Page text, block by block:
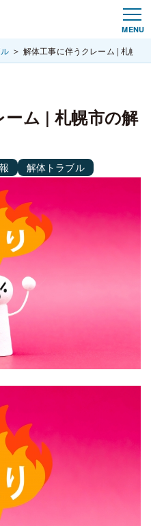
＞ 解体工事に伴うクレーム | 札幌市
ム | 札幌市の解
解体トラブル